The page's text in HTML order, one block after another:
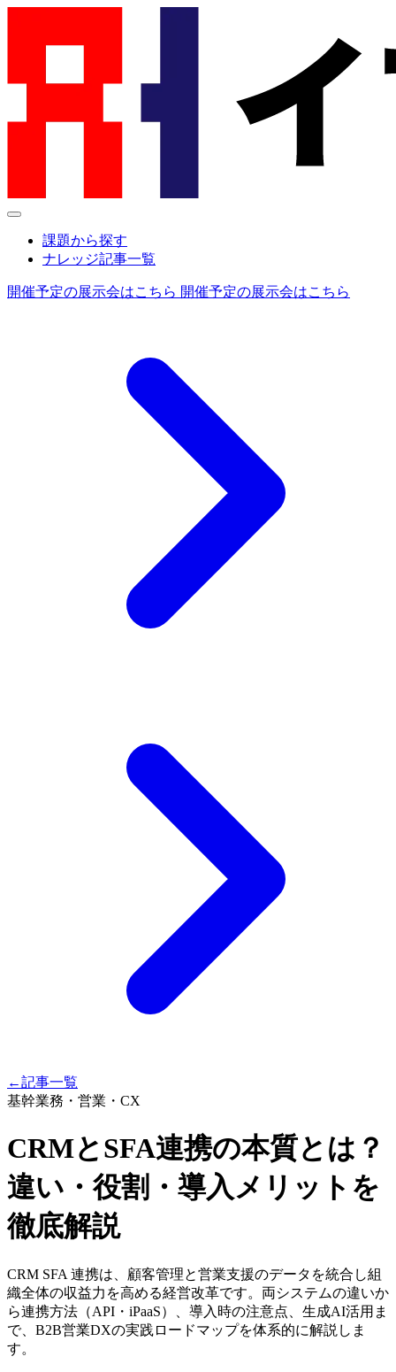
課題から探す
ナレッジ記事一覧
開催予定の展示会はこちら 開催予定の展示会はこちら
←記事一覧
基幹業務・営業・CX
CRMとSFA連携の本質とは？
違い・役割・導入メリットを
徹底解説
CRM SFA 連携は、顧客管理と営業支援のデータを統合し組
織全体の収益力を高める経営改革です。両システムの違いか
ら連携方法（API・iPaaS）、導入時の注意点、生成AI活用ま
で、B2B営業DXの実践ロードマップを体系的に解説しま
す。